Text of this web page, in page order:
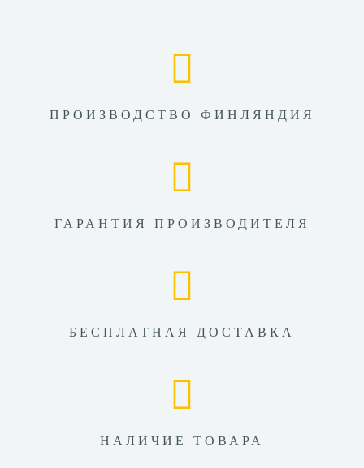
ПРОИЗВОДСТВО ФИНЛЯНДИЯ
ГАРАНТИЯ ПРОИЗВОДИТЕЛЯ
БЕСПЛАТНАЯ ДОСТАВКА
НАЛИЧИЕ ТОВАРА